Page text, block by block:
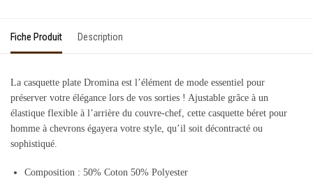
Fiche Produit Description
La casquette plate Dromina est l’élément de mode essentiel pour
préserver votre élégance lors de vos sorties ! Ajustable grâce à un
élastique flexible à l’arrière du couvre-chef, cette casquette béret pour
homme à chevrons égayera votre style, qu’il soit décontracté ou
sophistiqué.
Composition : 50% Coton 50% Polyester